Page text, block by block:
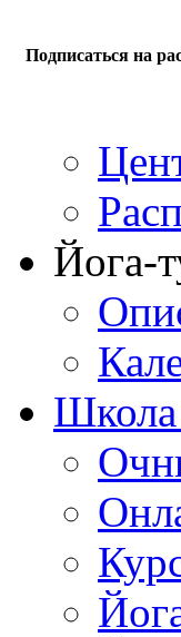
Подписаться на
Йога-
Школа